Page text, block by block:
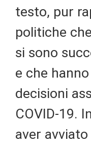
testo, pur
politiche
si sono
e che
decisioni
COVID-19.
aver